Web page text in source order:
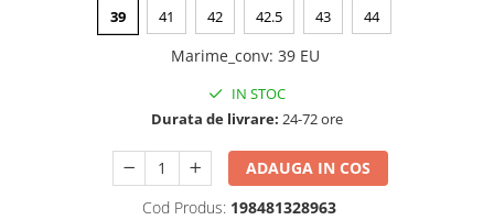
39 41 42 42.5 43 44
Marime_conv: 39 EU
IN STOC
Durata de livrare: 24-72 ore
ADAUGA IN COS
Cod Produs: 198481328963